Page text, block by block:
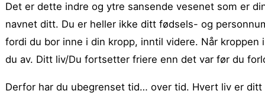
Det er dette indre og ytre sansende vesenet som er
navnet ditt. Du er heller ikke ditt fødsels- og
fordi du bor inne i din kropp, inntil videre. Når
du av. Ditt liv/Du fortsetter friere enn det var før du
Derfor har du ubegrenset tid… over tid. Hvert liv er